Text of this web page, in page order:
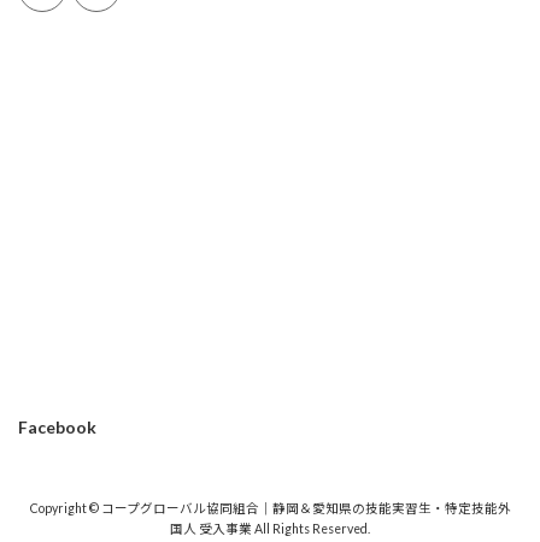
Facebook
Copyright © コープグローバル協同組合｜静岡＆愛知県の技能実習生・特定技能外
国人 受入事業 All Rights Reserved.